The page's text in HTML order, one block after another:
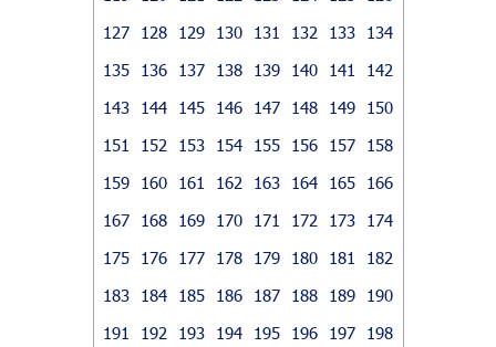
127
128 129 130 131 132 133
134
135
136 137 138 139 140 141
142
143
144 145 146 147 148 149
150
151
152 153 154 155 156 157
158
159
160 161 162 163 164 165
166
167
168 169 170 171 172 173
174
175
176 177 178 179 180 181
182
183
184 185 186 187 188 189
190
191
192 193 194 195 196 197
198